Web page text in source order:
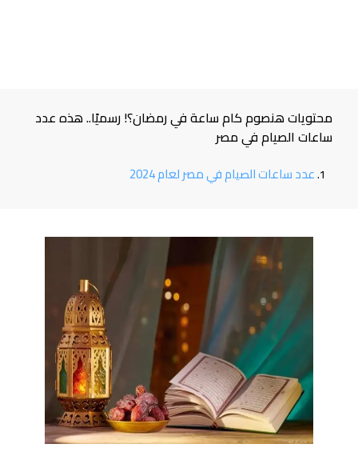
محتويات هنصوم كام ساعة في رمضان؟! رسميًا.. هذه عدد
ساعات الصيام في مصر
عدد ساعات الصيام في مصر لعام 2024